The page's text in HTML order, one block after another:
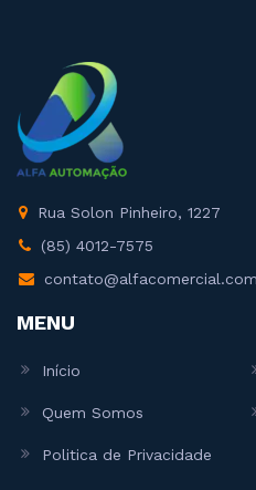
Rua Solon Pinheiro, 1227
(85) 4012-7575
MENU
Início
Quem Somos
Politica de Privacidade